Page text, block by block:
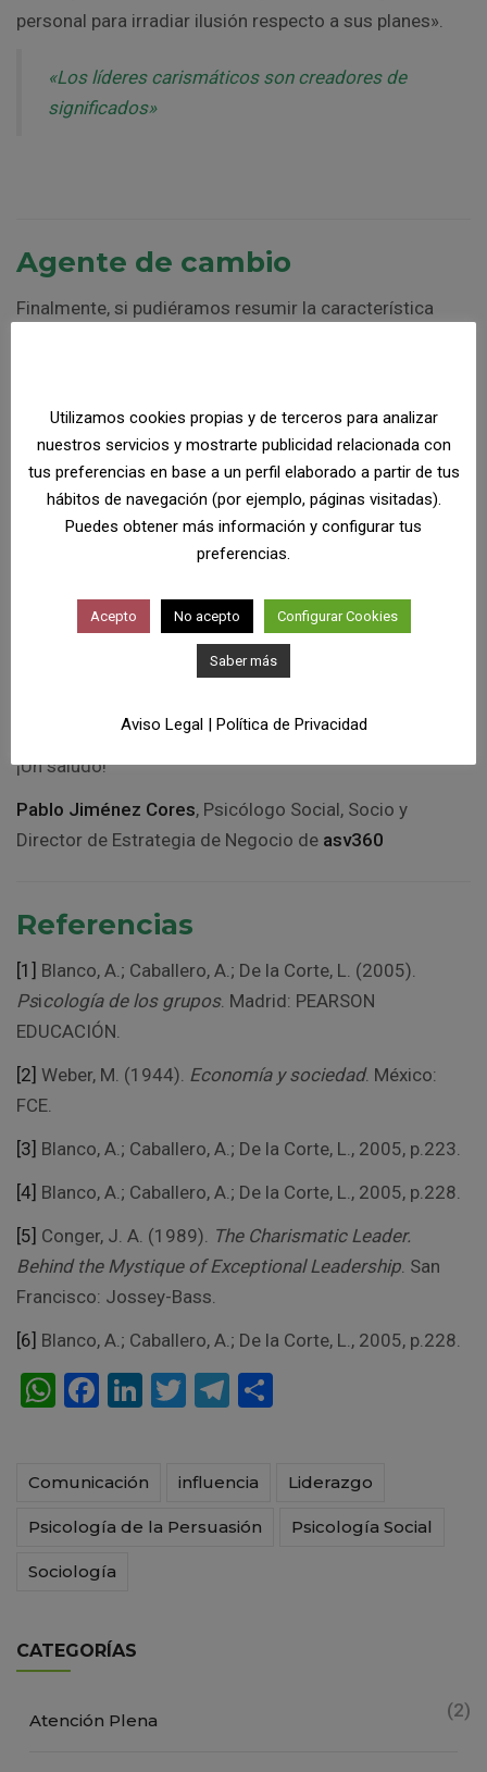
personal para irradiar ilusión respecto a sus planes».
«Los líderes carismáticos son creadores de
significados»
Agente de cambio
Finalmente, si pudiéramos resumir la característica
burócrata– en la mente de sus seguidores.
Consigue crear una visión, un objetivo, en el que todos
son importantes, de forma quela grandeza del
objetivo acaba por hacer grande al que le sigue,
pasando su vida, hasta entonces anodina, a tener un
sentido transformacional y trascendental.
Como siempre, a tu servicio.
Esperamos que el post te haya sido de utilidad.
¡Un saludo!
Pablo Jiménez Cores, Psicólogo Social, Socio y
Director de Estrategia de Negocio de asv360
Referencias
[1] Blanco, A.; Caballero, A.; De la Corte, L. (2005).
Psicología de los grupos. Madrid: PEARSON
EDUCACIÓN.
[2] Weber, M. (1944). Economía y sociedad. México:
FCE.
[3] Blanco, A.; Caballero, A.; De la Corte, L., 2005, p.223.
[4] Blanco, A.; Caballero, A.; De la Corte, L., 2005, p.228.
[5] Conger, J. A. (1989). The Charismatic Leader.
Behind the Mystique of Exceptional Leadership. San
Francisco: Jossey-Bass.
[6] Blanco, A.; Caballero, A.; De la Corte, L., 2005, p.228.
W
s
A
p
F
b
o
o
Li
dI
n
T
er
T
gr
a
p
ar
Comunicación influencia Liderazgo
Psicología de la Persuasión Psicología Social
Sociología
CATEGORÍAS
Atención Plena (2)
Utilizamos cookies propias y de terceros para analizar
nuestros servicios y mostrarte publicidad relacionada con
tus preferencias en base a un perfil elaborado a partir de tus
hábitos de navegación (por ejemplo, páginas visitadas).
Puedes obtener más información y configurar tus
preferencias.
Acepto No acepto Configurar Cookies
Saber más
Aviso Legal| Política de Privacidad